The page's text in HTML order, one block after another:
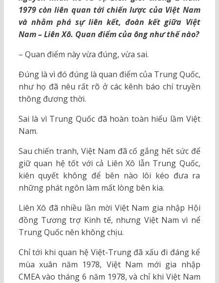
1979 còn liên quan tới chiến lược của Việt Nam
và nhằm phá sự liên kết, đoàn kết giữa Việt
Nam – Liên Xô. Quan điểm của ông như thế nào?
– Quan điểm này vừa đúng, vừa sai.
Đúng là vì đó đúng là quan điểm của Trung Quốc,
như họ đã nêu rất rõ ở các kênh báo chí truyền
thông đương thời.
Sai là vì Trung Quốc đã hoàn toàn hiểu lầm Việt
Nam.
Sau chiến tranh, Việt Nam đã cố gắng hết sức để
giữ quan hệ tốt với cả Liên Xô lẫn Trung Quốc,
kiên quyết không để bên nào lôi kéo đưa ra
những phát ngôn làm mất lòng bên kia.
Liên Xô đã nhiều lần mời Việt Nam gia nhập Hội
đồng Tương trợ Kinh tế, nhưng Việt Nam vì nể
Trung Quốc nên không chịu.
Chỉ tới khi quan hệ Việt-Trung đã xấu đi đáng kể
mùa xuân năm 1978, Việt Nam mới gia nhập
CMEA vào tháng 6 năm 1978, và chỉ khi Việt Nam